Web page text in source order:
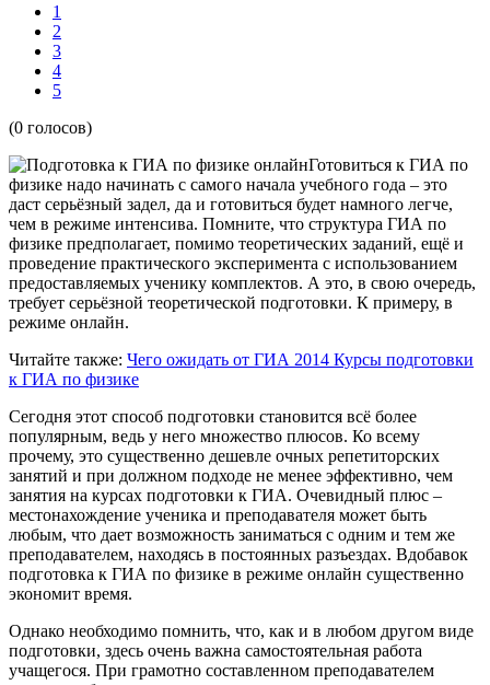
1
2
3
4
5
(0 голосов)
Готовиться к ГИА по
физике надо начинать с самого начала учебного года – это
даст серьёзный задел, да и готовиться будет намного легче,
чем в режиме интенсива. Помните, что структура ГИА по
физике предполагает, помимо теоретических заданий, ещё и
проведение практического эксперимента с использованием
предоставляемых ученику комплектов. А это, в свою очередь,
требует серьёзной теоретической подготовки. К примеру, в
режиме онлайн.
Читайте также: Чего ожидать от ГИА 2014 Курсы подготовки
к ГИА по физике
Сегодня этот способ подготовки становится всё более
популярным, ведь у него множество плюсов. Ко всему
прочему, это существенно дешевле очных репетиторских
занятий и при должном подходе не менее эффективно, чем
занятия на курсах подготовки к ГИА. Очевидный плюс –
местонахождение ученика и преподавателя может быть
любым, что дает возможность заниматься с одним и тем же
преподавателем, находясь в постоянных разъездах. Вдобавок
подготовка к ГИА по физике в режиме онлайн существенно
экономит время.
Однако необходимо помнить, что, как и в любом другом виде
подготовки, здесь очень важна самостоятельная работа
учащегося. При грамотно составленном преподавателем